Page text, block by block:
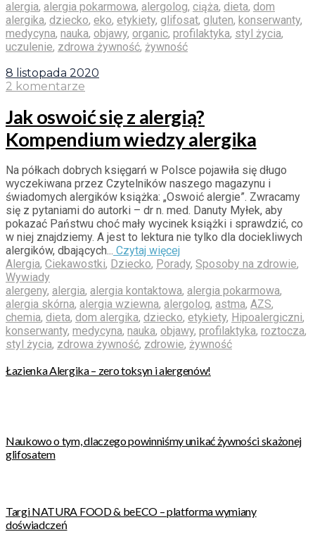
alergia, alergia pokarmowa, alergolog, ciąża, dieta, dom
alergika, dziecko, eko, etykiety, glifosat, gluten, konserwanty,
medycyna, nauka, objawy, organic, profilaktyka, styl życia,
uczulenie, zdrowa żywność, żywność
8 listopada 2020
2 komentarze
Jak oswoić się z alergią?
Kompendium wiedzy alergika
Na półkach dobrych księgarń w Polsce pojawiła się długo
wyczekiwana przez Czytelników naszego magazynu i
świadomych alergików książka: „Oswoić alergie”. Zwracamy
się z pytaniami do autorki – dr n. med. Danuty Myłek, aby
pokazać Państwu choć mały wycinek książki i sprawdzić, co
w niej znajdziemy. A jest to lektura nie tylko dla dociekliwych
alergików, dbających... Czytaj więcej
Alergia, Ciekawostki, Dziecko, Porady, Sposoby na zdrowie,
Wywiady
alergeny, alergia, alergia kontaktowa, alergia pokarmowa,
alergia skórna, alergia wziewna, alergolog, astma, AZS,
chemia, dieta, dom alergika, dziecko, etykiety, Hipoalergiczni,
konserwanty, medycyna, nauka, objawy, profilaktyka, roztocza,
styl życia, zdrowa żywność, zdrowie, żywność
Łazienka Alergika – zero toksyn i alergenów!
Naukowo o tym, dlaczego powinniśmy unikać żywności skażonej
glifosatem
Targi NATURA FOOD & beECO – platforma wymiany
doświadczeń